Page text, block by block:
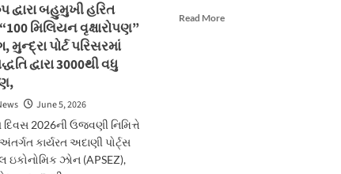
બહુમુખી હરિત
મિલિયન વૃક્ષારોપણ”
પોર્ટ પરિસરમાં
દ્વારા 3000થી વધુ
June 5, 2026
દિવસ 2026ની ઉજવણી નિમિત્તે
કાર્યરત અદાણી પોર્ટ્સ
ઝોન (APSEZ),
Read MoreRead